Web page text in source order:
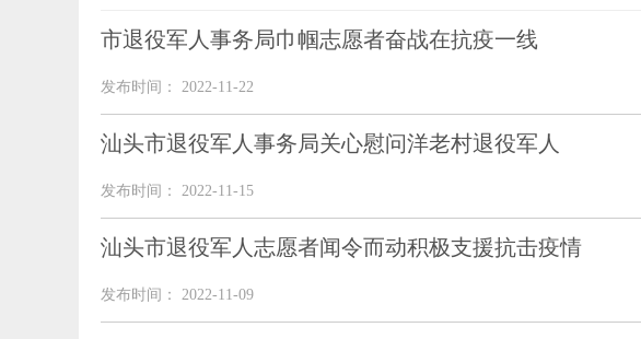
市退役军人事务局巾帼志愿者奋战在抗疫一线
发布时间： 2022-11-22
汕头市退役军人事务局关心慰问洋老村退役军人
发布时间： 2022-11-15
汕头市退役军人志愿者闻令而动积极支援抗击疫情
发布时间： 2022-11-09